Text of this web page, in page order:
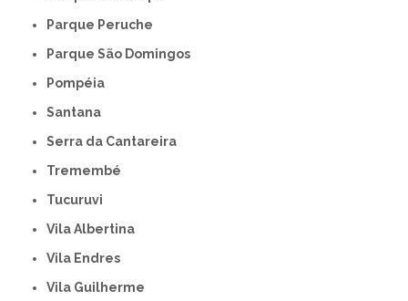
Parque Peruche
Parque São Domingos
Pompéia
Santana
Serra da Cantareira
Tremembé
Tucuruvi
Vila Albertina
Vila Endres
Vila Guilherme